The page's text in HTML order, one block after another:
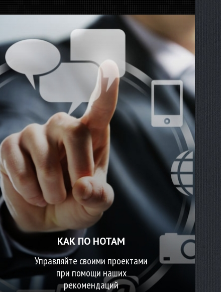
КАК ПО НОТАМ
Управляйте своими проектами
при помощи наших
рекомендаций